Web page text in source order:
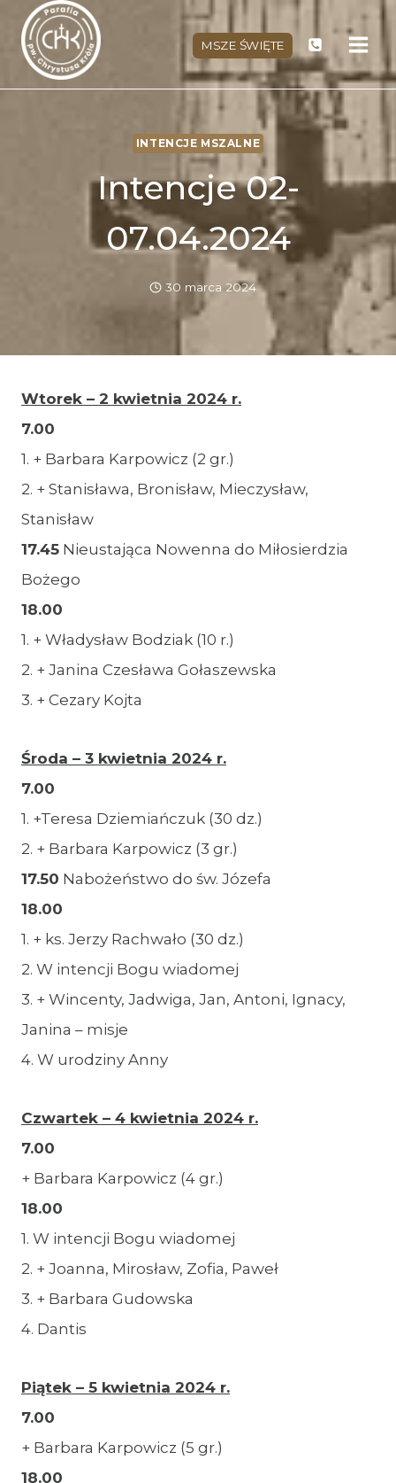
Przejdź
treści
MSZE ŚWIĘTE
INTENCJE MSZALNE
Intencje 02-
07.04.2024
30 marca 2024
Wtorek – 2 kwietnia 2024 r.
7.00
1. + Barbara Karpowicz (2 gr.)
2. + Stanisława, Bronisław, Mieczysław,
Stanisław
17.45 Nieustająca Nowenna do Miłosierdzia
Bożego
18.00
1. + Władysław Bodziak (10 r.)
2. + Janina Czesława Gołaszewska
3. + Cezary Kojta
Środa – 3 kwietnia 2024 r.
7.00
1. +Teresa Dziemiańczuk (30 dz.)
2. + Barbara Karpowicz (3 gr.)
17.50 Nabożeństwo do św. Józefa
18.00
1. + ks. Jerzy Rachwało (30 dz.)
2. W intencji Bogu wiadomej
3. + Wincenty, Jadwiga, Jan, Antoni, Ignacy,
Janina – misje
4. W urodziny Anny
Czwartek – 4 kwietnia 2024 r.
7.00
+ Barbara Karpowicz (4 gr.)
18.00
1. W intencji Bogu wiadomej
2. + Joanna, Mirosław, Zofia, Paweł
3. + Barbara Gudowska
4. Dantis
Piątek – 5 kwietnia 2024 r.
7.00
+ Barbara Karpowicz (5 gr.)
18.00